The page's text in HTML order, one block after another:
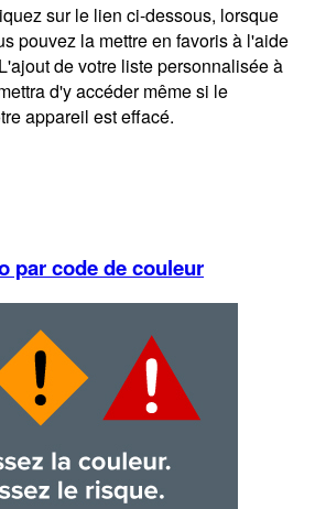
sur le lien ci-dessous, lorsque
pouvez la mettre en favoris à l'aide
de votre liste personnalisée à
d'y accéder même si le
appareil est effacé.
par code de couleur